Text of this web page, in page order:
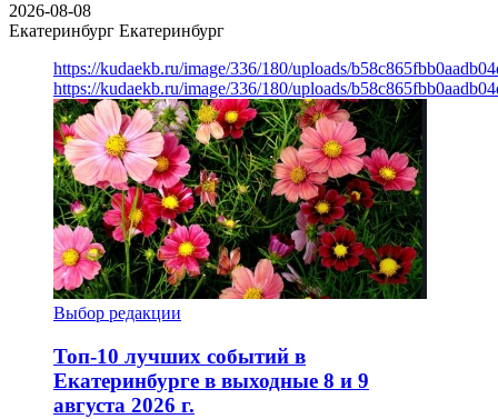
2026-08-08
Екатеринбург Екатеринбург
https://kudaekb.ru/image/336/180/uploads/
https://kudaekb.ru/image/336/180/uploads/
Выбор редакции
Топ-10 лучших событий в
Екатеринбурге в выходные 8 и 9
августа 2026 г.